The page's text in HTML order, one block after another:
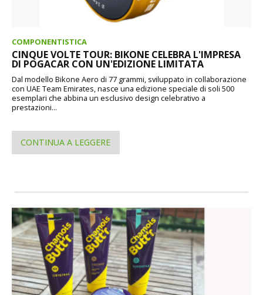
COMPONENTISTICA
CINQUE VOLTE TOUR: BIKONE CELEBRA L'IMPRESA
DI POGACAR CON UN'EDIZIONE LIMITATA
Dal modello Bikone Aero di 77 grammi, sviluppato in collaborazione
con UAE Team Emirates, nasce una edizione speciale di soli 500
esemplari che abbina un esclusivo design celebrativo a
prestazioni...
CONTINUA A LEGGERE